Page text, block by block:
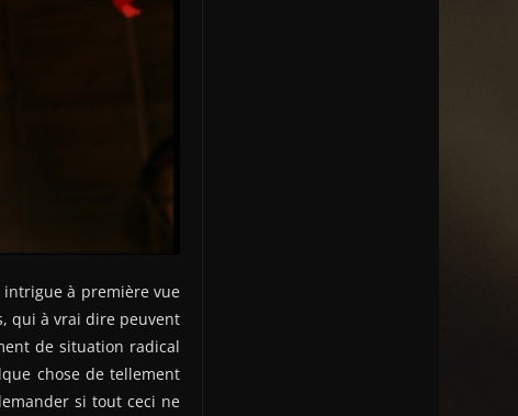
intrigue à première vue
qui à vrai dire peuvent
de situation radical
chose de tellement
si tout ceci ne